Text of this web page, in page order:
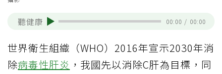
聽健康 00:00 / 00:00
世界衛生組織（WHO）2016年宣示2030年消
除病毒性肝炎 ，我國先以消除C肝為目標，同